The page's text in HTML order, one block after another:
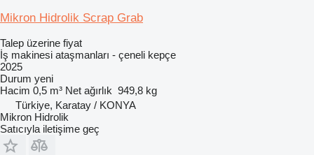
Mikron Hidrolik Scrap Grab
Talep üzerine fiyat
İş makinesi ataşmanları - çeneli kepçe
2025
Durum yeni
Hacim 0,5 m³ Net ağırlık 949,8 kg
Türkiye, Karatay / KONYA
Mikron Hidrolik
Satıcıyla iletişime geç